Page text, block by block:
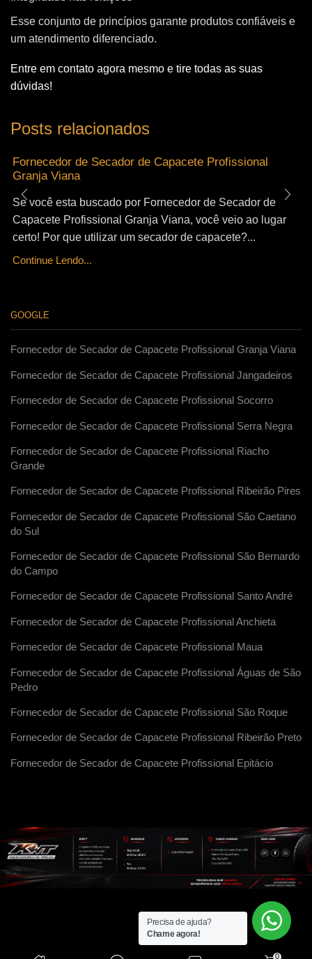
Esse conjunto de princípios garante produtos confiáveis e
um atendimento diferenciado.
Entre em contato agora mesmo e tire todas as suas
dúvidas!
Posts relacionados
Fornecedor de Secador de Capacete Profissional
Granja Viana
Se você esta buscado por Fornecedor de Secador de
Capacete Profissional Granja Viana, você veio ao lugar
certo! Por que utilizar um secador de capacete?...
Continue Lendo...
GOOGLE
Fornecedor de Secador de Capacete Profissional Granja Viana
Fornecedor de Secador de Capacete Profissional Jangadeiros
Fornecedor de Secador de Capacete Profissional Socorro
Fornecedor de Secador de Capacete Profissional Serra Negra
Fornecedor de Secador de Capacete Profissional Riacho
Grande
Fornecedor de Secador de Capacete Profissional Ribeirão Pires
Fornecedor de Secador de Capacete Profissional São Caetano
do Sul
Fornecedor de Secador de Capacete Profissional São Bernardo
do Campo
Fornecedor de Secador de Capacete Profissional Santo André
Fornecedor de Secador de Capacete Profissional Anchieta
Fornecedor de Secador de Capacete Profissional Maua
Fornecedor de Secador de Capacete Profissional Águas de São
Pedro
Fornecedor de Secador de Capacete Profissional São Roque
Fornecedor de Secador de Capacete Profissional Ribeirão Preto
Fornecedor de Secador de Capacete Profissional Epitácio
0
Precisa de ajuda?
Chame agora!